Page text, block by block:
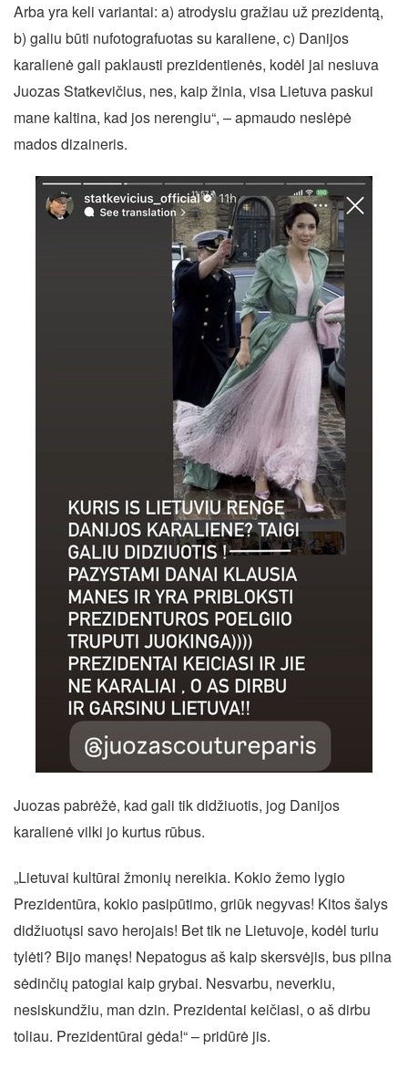
Arba yra keli variantai: a) atrodysiu gražiau už prezidentą,
b) galiu būti nufotografuotas su karaliene, c) Danijos
karalienė gali paklausti prezidentienės, kodėl jai nesiuva
Juozas Statkevičius, nes, kaip žinia, visa Lietuva paskui
mane kaltina, kad jos nerengiu“, – apmaudo neslėpė
mados dizaineris.
Juozas pabrėžė, kad gali tik didžiuotis, jog Danijos
karalienė vilki jo kurtus rūbus.
„Lietuvai kultūrai žmonių nereikia. Kokio žemo lygio
Prezidentūra, kokio pasipūtimo, griūk negyvas! Kitos šalys
didžiuotųsi savo herojais! Bet tik ne Lietuvoje, kodėl turiu
tylėti? Bijo manęs! Nepatogus aš kaip skersvėjis, bus pilna
sėdinčių patogiai kaip grybai. Nesvarbu, neverkiu,
nesiskundžiu, man dzin. Prezidentai keičiasi, o aš dirbu
toliau. Prezidentūrai gėda!“ – pridūrė jis.